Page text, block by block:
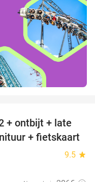
59%
+ ontbijt + late
+ fietskaart
9.5 star